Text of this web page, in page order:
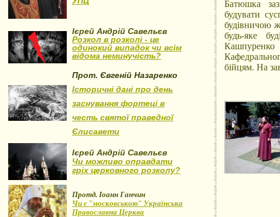
Ієрей Андрій Савельєв
Розкол в розколі - це
одинокий випадок чи всім
відома неминучість?
Прот. Євгеній Назаренко
Історичні дані про день
заснування фортеці в
честь святої праведної
Єлисавети
Ієрей Андрій Савельєв
Чи можливо оправдати
гріх церковного розколу?
Протд. Іоанн Ганчин
Чи є "московською" Українська
Православна Церква
Батюшка
будувати
будівничою
будь-яке
бійцям. На